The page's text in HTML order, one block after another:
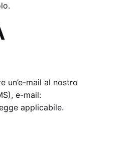
un’e-mail al nostro
e-mail:
applicabile.